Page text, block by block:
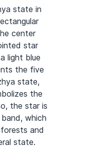
state in
center
star
light blue
the five
state,
the
the star is
which
and
state.